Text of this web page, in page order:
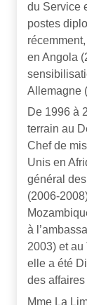
du Service
postes
en Angola
Allemagne
De 1996 à
terrain au
Chef de
Unis en
général
(2006-
à
2003) et au
elle a été
des affaires
Mme La